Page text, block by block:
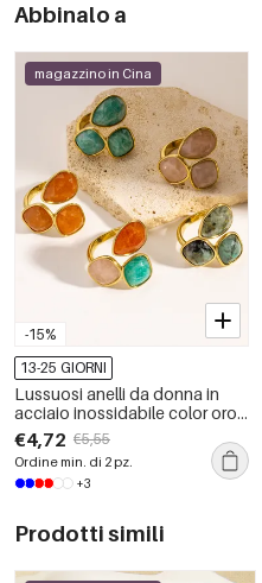
Abbinalo a
-15%
magazzino in Cina
13-25 GIORNI
Lussuosi anelli da donna in
acciaio inossidabile color oro,
dalla forma geometrica e dai
colori misti, impermeabili e con
pietre preziose.
€4,72 €5,55
Ordine min. di 2 pz.
+3
Prodotti simili